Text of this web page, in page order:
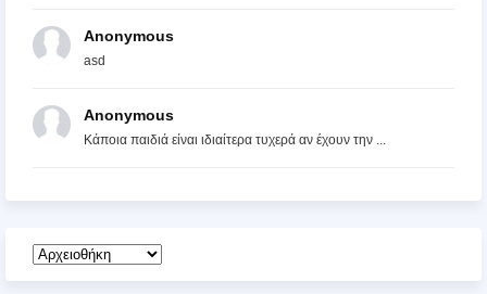
Anonymous
asd
Anonymous
Κάποια παιδιά είναι ιδιαίτερα τυχερά αν έχουν την ...